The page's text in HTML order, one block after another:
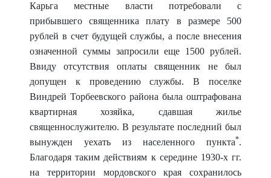
Карьга местные власти потребовали с
прибывшего священника плату в размере 500
рублей в счет будущей службы, а после внесения
означенной суммы запросили еще 1500 рублей.
Ввиду отсутствия оплаты священник не был
допущен к проведению службы. В поселке
Виндрей Торбеевского района была оштрафована
квартирная хозяйка, сдавшая жилье
священнослужителю. В результате последний был
вынужден уехать из населенного пункта*.
Благодаря таким действиям к середине 1930-х гг.
на территории мордовского края сохранилось